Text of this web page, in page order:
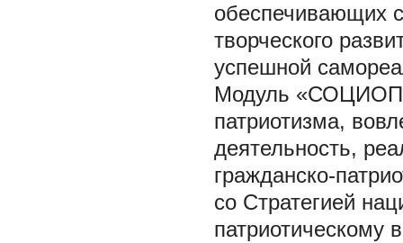
обеспечивающих
творческого
успешной
Модуль
патриотизма,
деятельность,
гражданско-
со Стратегией
патриотическому